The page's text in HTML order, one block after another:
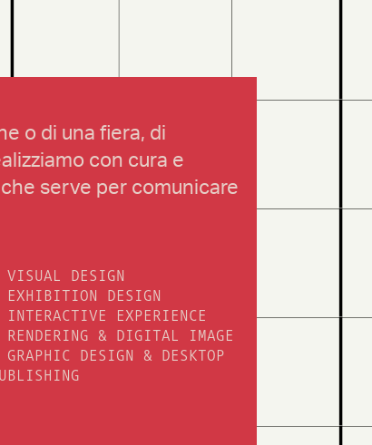
o di una fiera, di
con cura e
serve per comunicare
VISUAL DESIGN
EXHIBITION DESIGN
INTERACTIVE EXPERIENCE
RENDERING & DIGITAL IMAGE
GRAPHIC DESIGN & DESKTOP